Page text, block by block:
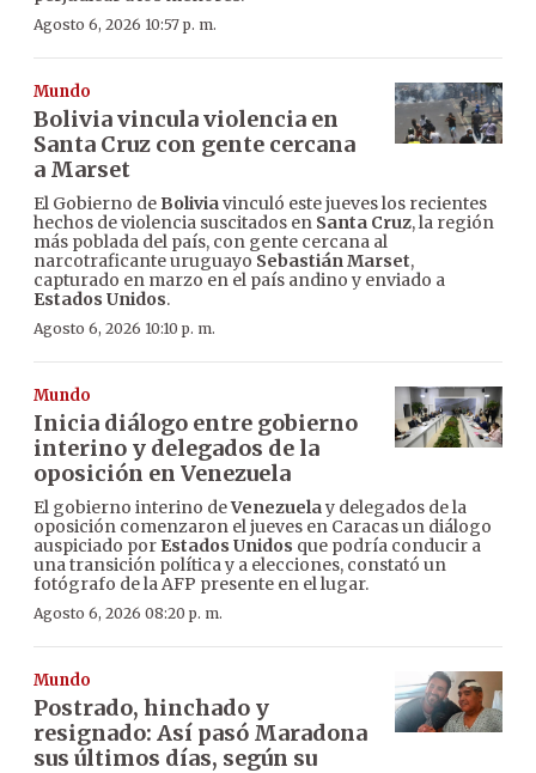
Agosto 6, 2026 10:57 p. m.
Mundo
Bolivia vincula violencia en
Santa Cruz con gente cercana
a Marset
El Gobierno de Boliviavinculó este jueves los recientes
hechos de violencia suscitados en Santa Cruz, la región
más poblada del país, con gente cercana al
narcotraficante uruguayo Sebastián Marset,
capturado en marzo en el país andino y enviado a
Estados Unidos.
Agosto 6, 2026 10:10 p. m.
Mundo
Inicia diálogo entre gobierno
interino y delegados de la
oposición en Venezuela
El gobierno interino deVenezuelay delegados de la
oposición comenzaron el jueves en Caracas un diálogo
auspiciado por Estados Unidos que podría conducir a
una transición política y a elecciones, constató un
fotógrafo de la AFP presente en el lugar.
Agosto 6, 2026 08:20 p. m.
Mundo
Postrado, hinchado y
resignado: Así pasó Maradona
sus últimos días, según su